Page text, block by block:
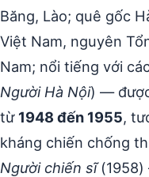
Băng, Lào; quê gốc
Việt Nam, nguyên
Nam; nổi tiếng với
Người Hà Nội) —
từ 1948 đến 1955,
kháng chiến chống
Người chiến sĩ(1958)